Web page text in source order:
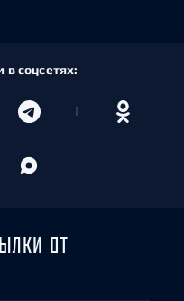
соцсетях:
ОТ